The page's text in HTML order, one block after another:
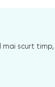
mai scurt